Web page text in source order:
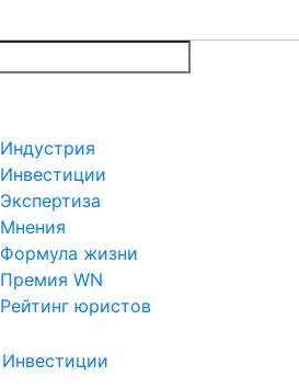
Индустрия
Инвестиции
Экспертиза
Мнения
Формула жизни
Премия WN
Рейтинг юристов
Инвестиции